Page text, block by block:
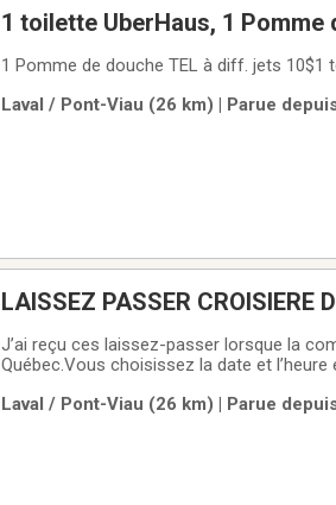
1 toilette UberHaus, 1
1 Pomme de douche TEL à diff. jets 10$1
Laval / Pont-Viau (26 km) | Parue
LAISSEZ PASSER CROISIERE
J’ai reçu ces laissez-passer lorsque la
Québec.Vous choisissez la date et
Laval / Pont-Viau (26 km) | Parue